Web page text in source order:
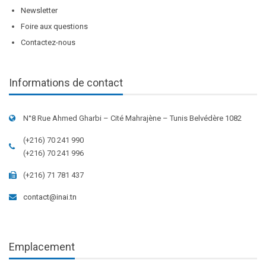
Newsletter
Foire aux questions
Contactez-nous
Informations de contact
N°8 Rue Ahmed Gharbi – Cité Mahrajène – Tunis Belvédère 1082
(+216) 70 241 990
(+216) 70 241 996
(+216) 71 781 437
contact@inai.tn
Emplacement